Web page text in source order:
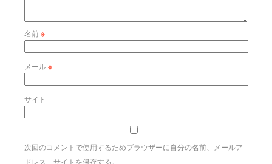
名前※
メール※
サイト
次回のコメントで使用するためブラウザーに自分の名前、メールア
ドレス、サイトを保存する。